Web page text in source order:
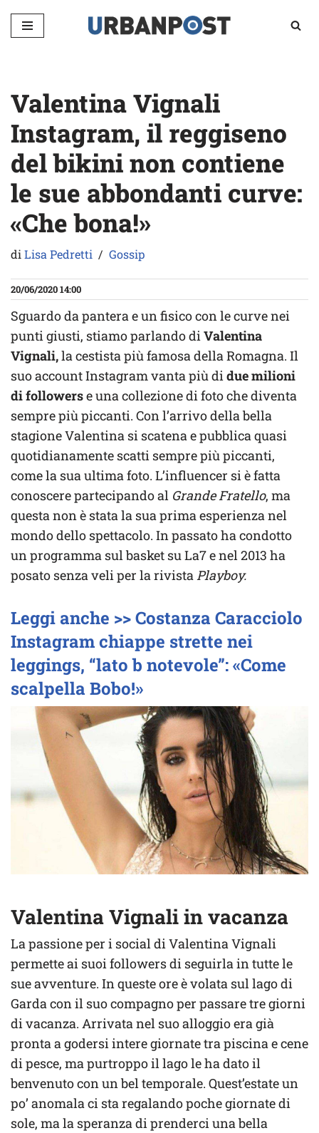
Vai
Valentina Vignali
Instagram, il reggiseno
del bikini non contiene
le sue abbondanti curve:
«Che bona!»
diLisa Pedretti Gossip
20/06/2020 14:00
Sguardo da pantera e un fisico con le curve nei
punti giusti, stiamo parlando diValentina
Vignali,la cestista più famosa della Romagna. Il
suo account Instagram vanta più didue milioni
di followerse una collezione di foto che diventa
sempre più piccanti. Con l’arrivo della bella
stagione Valentina si scatena e pubblica quasi
quotidianamente scatti sempre più piccanti,
come la sua ultima foto. L’influencer si è fatta
conoscere partecipando al Grande Fratello, ma
questa non è stata la sua prima esperienza nel
mondo dello spettacolo. In passato ha condotto
un programma sul basket su La7 e nel 2013 ha
posato senza veli per la rivistaPlayboy.
Leggi anche >> Costanza Caracciolo
Instagram chiappe strette nei
leggings, “lato b notevole”: «Come
scalpella Bobo!»
Valentina Vignali in vacanza
La passione per i social di Valentina Vignali
permette ai suoi followers di seguirla in tutte le
sue avventure. In queste ore è volata sul lago di
Garda con il suo compagno per passare tre giorni
di vacanza. Arrivata nel suo alloggio era già
pronta a godersi intere giornate tra piscina e cene
di pesce, ma purtroppo il lago le ha dato il
benvenuto con un bel temporale. Quest’estate un
po’ anomala ci sta regalando poche giornate di
sole, ma la speranza di prenderci una bella